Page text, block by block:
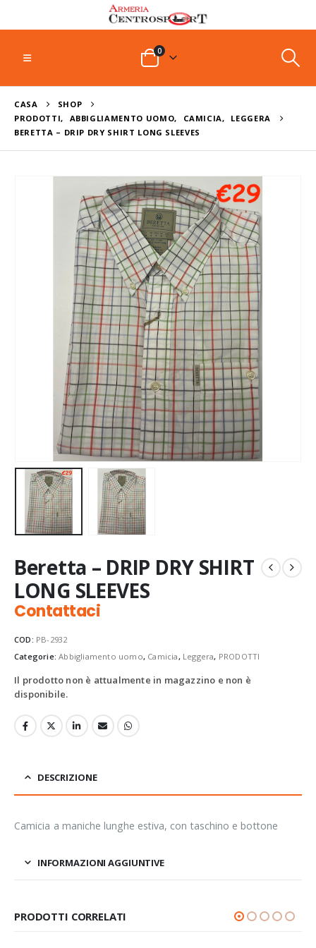
0
CASA
SHOP
PRODOTTI, ABBIGLIAMENTO UOMO, CAMICIA,
LEGGERA
BERETTA – DRIP DRY SHIRT LONG SLEEVES
Beretta – DRIP DRY SHIRT
LONG SLEEVES
Contattaci
COD: PB-2932
Categorie:Abbigliamento uomo, Camicia , Leggera, PRODOTTI
Il prodotto non è attualmente in magazzino e non è
disponibile.
DESCRIZIONE
Camicia a maniche lunghe estiva, con taschino e bottone
INFORMAZIONI AGGIUNTIVE
PRODOTTI CORRELATI